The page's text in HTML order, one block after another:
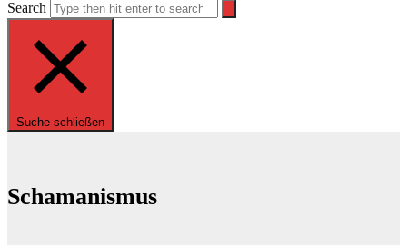
Search
Suche schließen
Schamanismus